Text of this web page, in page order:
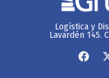
Logística y
Lavardén 145.